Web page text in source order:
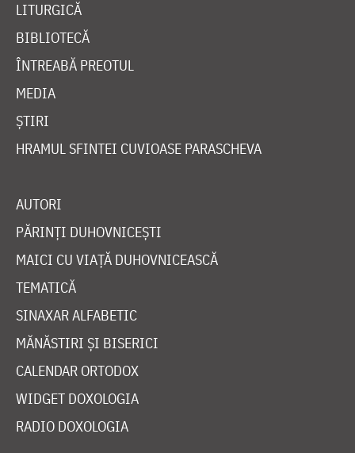
LITURGICĂ
BIBLIOTECĂ
ÎNTREABĂ PREOTUL
MEDIA
ȘTIRI
HRAMUL SFINTEI CUVIOASE PARASCHEVA
AUTORI
PĂRINȚI DUHOVNICEȘTI
MAICI CU VIAȚĂ DUHOVNICEASCĂ
TEMATICĂ
SINAXAR ALFABETIC
MĂNĂSTIRI ȘI BISERICI
CALENDAR ORTODOX
WIDGET DOXOLOGIA
RADIO DOXOLOGIA